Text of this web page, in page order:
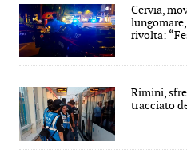
Cervia,
rivolta:
Rimini,
tracciato